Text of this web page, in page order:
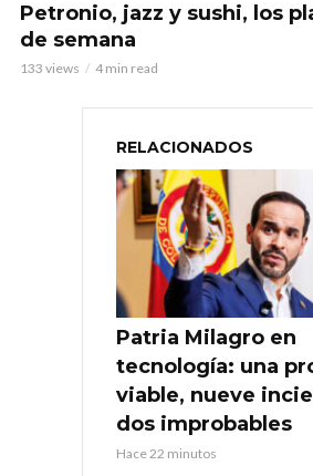
Petronio, jazz y sushi, los
de semana
133 views 4 min read
RELACIONADOS
Patria Milagro en
tecnología: una
viable, nueve
dos improbables
Hace 22 minutos